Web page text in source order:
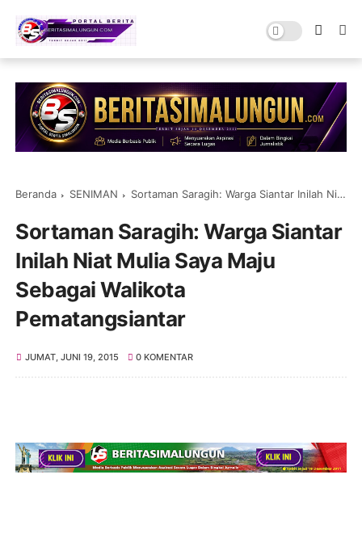
Beranda SENIMAN Sortaman Saragih: Warga Siantar Inilah Niat Mulia Saya Maju Sebagai Walikota Pematangsiantar
Sortaman Saragih: Warga Siantar
Inilah Niat Mulia Saya Maju
Sebagai Walikota
Pematangsiantar
JUMAT, JUNI 19, 2015 0 KOMENTAR